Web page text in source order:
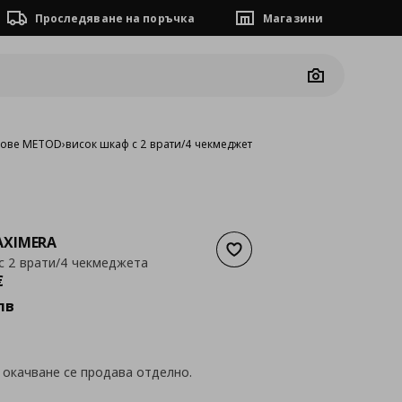
Проследяване на поръчка Магазини
Camera
METOD›висок шкаф с 2 врати/4 чекмеджета
Добави към списъка с
2 врати/4 чекмеджета
456,56 €
окачване се продава отделно.